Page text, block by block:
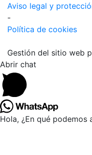
Aviso legal y
-
Política de cookies
Gestión del sitio web
Abrir chat
Hola, ¿En qué podemos